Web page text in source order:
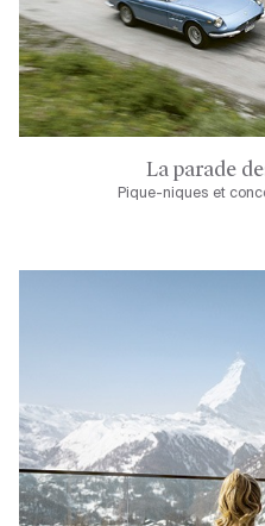
La parade
Pique-niques et